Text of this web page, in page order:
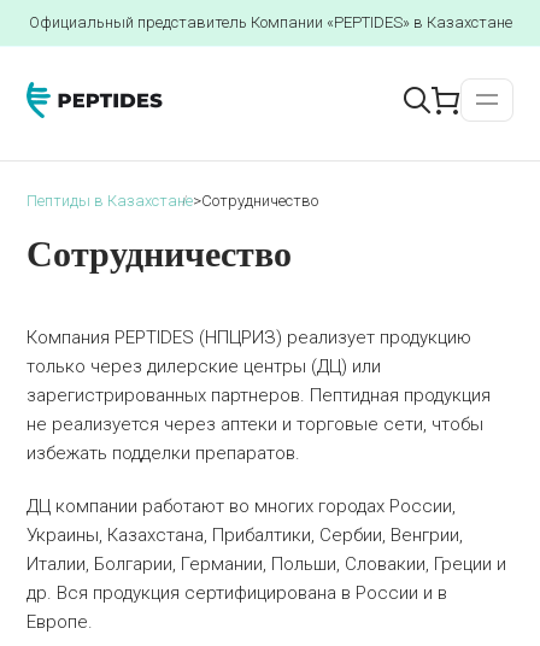
Официальный представитель Компании «PEPTIDES» в Казахстане
Пептиды в Казахстане>Сотрудничество
Сотрудничество
Компания PEPTIDES (НПЦРИЗ) реализует продукцию
только через дилерские центры (ДЦ) или
зарегистрированных партнеров. Пептидная продукция
не реализуется через аптеки и торговые сети, чтобы
избежать подделки препаратов.
ДЦ компании работают во многих городах России,
Украины, Казахстана, Прибалтики, Сербии, Венгрии,
Италии, Болгарии, Германии, Польши, Словакии, Греции и
др. Вся продукция сертифицирована в России и в
Европе.